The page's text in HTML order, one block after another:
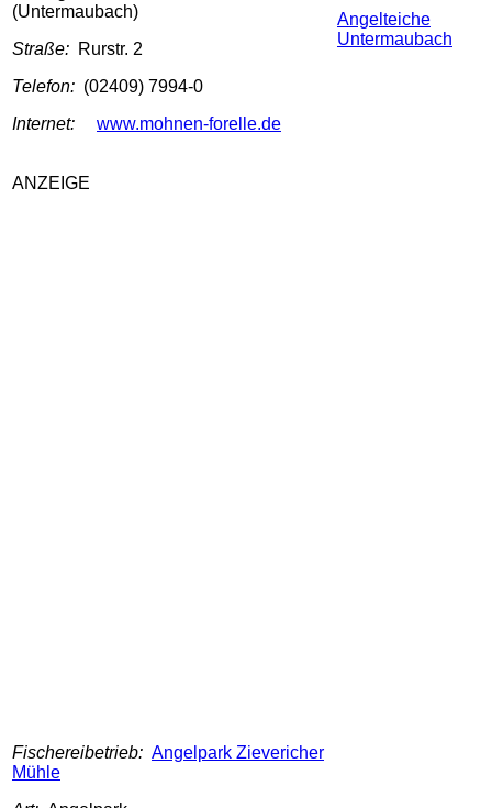
(Untermaubach)
Straße: Rurstr. 2
Telefon: (02409) 7994-0
Internet:
www.mohnen-forelle.de
Angelteiche
Untermaubach
ANZEIGE
Fischereibetrieb: Angelpark Zievericher
Mühle